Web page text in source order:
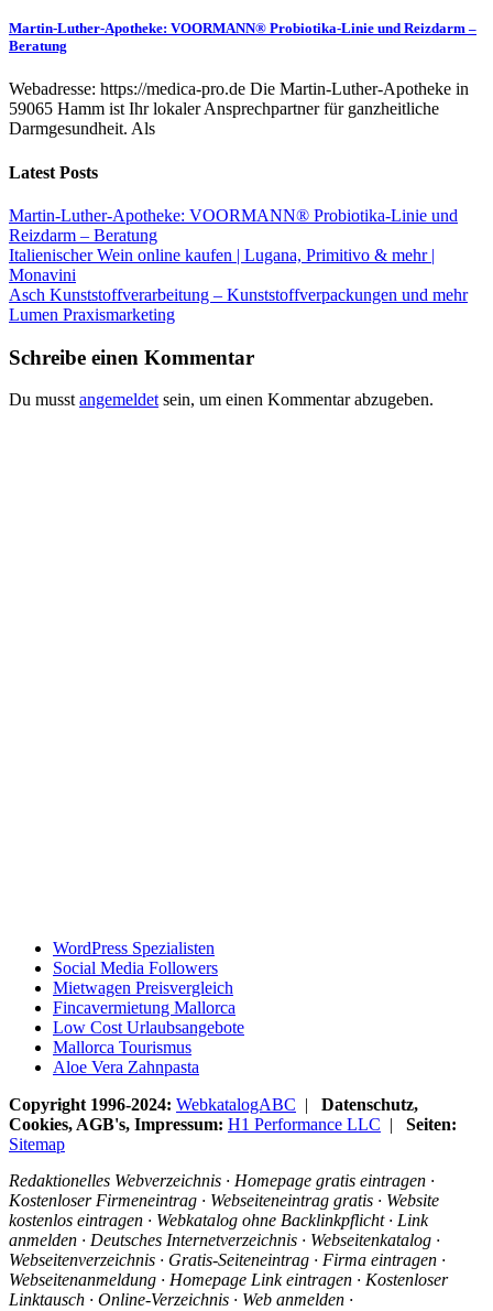
Martin-Luther-Apotheke: VOORMANN® Probiotika-Linie und Reizdarm –
Beratung
Webadresse: https://medica-pro.de Die Martin-Luther-Apotheke in
59065 Hamm ist Ihr lokaler Ansprechpartner für ganzheitliche
Darmgesundheit. Als
Latest Posts
Martin-Luther-Apotheke: VOORMANN® Probiotika-Linie und
Reizdarm – Beratung
Italienischer Wein online kaufen | Lugana, Primitivo & mehr |
Monavini
Asch Kunststoffverarbeitung – Kunststoffverpackungen und mehr
Lumen Praxismarketing
Schreibe einen Kommentar
Du musst angemeldet sein, um einen Kommentar abzugeben.
WordPress Spezialisten
Social Media Followers
Mietwagen Preisvergleich
Fincavermietung Mallorca
Low Cost Urlaubsangebote
Mallorca Tourismus
Aloe Vera Zahnpasta
Copyright 1996-2024: WebkatalogABC | Datenschutz,
Cookies, AGB's, Impressum: H1 Performance LLC | Seiten:
Sitemap
Redaktionelles Webverzeichnis · Homepage gratis eintragen ·
Kostenloser Firmeneintrag · Webseiteneintrag gratis · Website
kostenlos eintragen · Webkatalog ohne Backlinkpflicht · Link
anmelden · Deutsches Internetverzeichnis · Webseitenkatalog ·
Webseitenverzeichnis · Gratis-Seiteneintrag · Firma eintragen ·
Webseitenanmeldung · Homepage Link eintragen · Kostenloser
Linktausch · Online-Verzeichnis · Web anmelden ·